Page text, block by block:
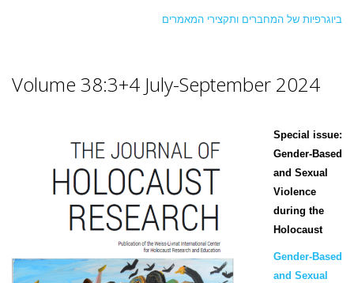
ביוגרפיות של המחברים ותקצירי המאמרים
Volume 38:3+4 July-September 2024
Special issue:
Gender-Based
and Sexual
Violence
during the
Holocaust
Gender-Based
and Sexual